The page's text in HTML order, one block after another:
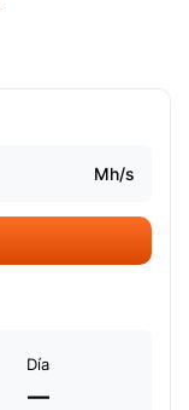
Mh/s
Día
—